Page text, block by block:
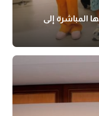
المباشرة إلى